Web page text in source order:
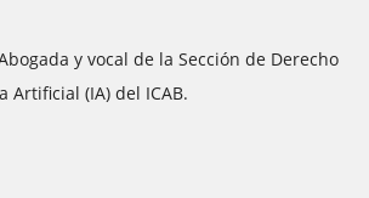
y vocal de la Sección de Derecho
Artificial (IA) del ICAB.